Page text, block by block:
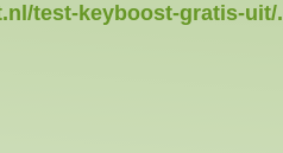
test-keyboost-gratis-uit/.